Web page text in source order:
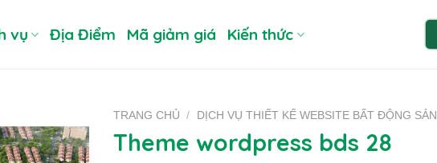
vụ Địa Điểm Mã giảm giá Kiến thức
TRANG CHỦ / DỊCH VỤ THIẾT KẾ WEBSITE BẤT ĐỘNG SẢN
Theme wordpress bds 28